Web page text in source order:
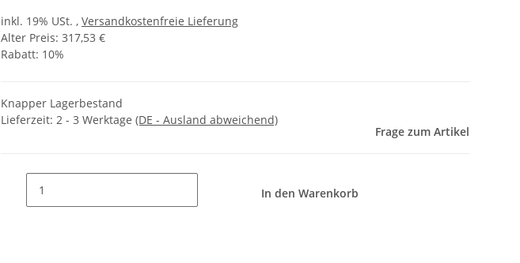
inkl. 19% USt. , Versandkostenfreie Lieferung
Alter Preis: 317,53 €
Rabatt: 10%
Knapper Lagerbestand
Lieferzeit: 2 - 3 Werktage (DE - Ausland abweichend)
Frage zum Artikel
In den Warenkorb